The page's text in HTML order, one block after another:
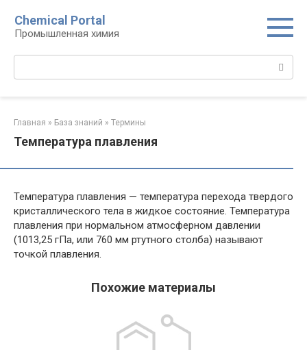
контенту
Chemical Portal
Промышленная химия
Главная » База знаний » Термины
Температура плавления
Температура плавления — температура перехода твердого
кристаллического тела в жидкое состояние. Температура
плавления при нормальном атмосферном давлении
(1013,25 гПа, или 760 мм ртутного столба) называют
точкой плавления.
Похожие материалы